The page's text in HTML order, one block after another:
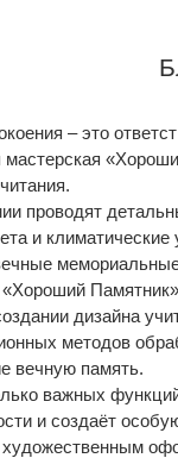
– это
проводят
и
дизайна
методов
вечную память.
важных
и создаёт